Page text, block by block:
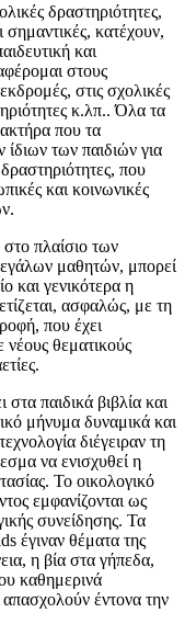
δραστηριότητες,
κατέχουν,
και
στους
στις σχολικές
κ.λπ.. Όλα τα
που τα
των παιδιών για
που
και κοινωνικές
πλαίσιο των
μαθητών, μπορεί
και γενικότερα η
ασφαλώς, με τη
που έχει
νέους θεματικούς
παιδικά βιβλία και
μήνυμα δυναμικά και
διέγειραν τη
να ενισχυθεί η
Το οικολογικό
εμφανίζονται ως
συνείδησης. Τα
έγιναν θέματα της
η βία στα γήπεδα,
καθημερινά
έντονα την